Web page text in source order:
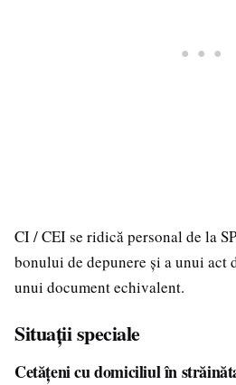
CI / CEI se ridică personal de la
bonului de depunere și a unui act
unui document echivalent.
Situații speciale
Cetățeni cu domiciliul în